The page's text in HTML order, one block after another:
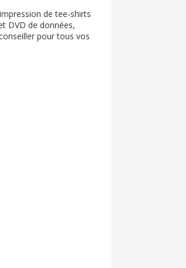
de tee-shirts
DVD de données,
pour tous vos